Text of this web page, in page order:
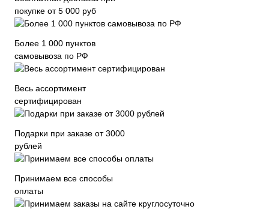
покупке от 5 000 руб
Более 1 000 пунктов
самовывоза по РФ
Весь ассортимент
сертифицирован
Подарки при заказе от 3000
рублей
Принимаем все способы
оплаты